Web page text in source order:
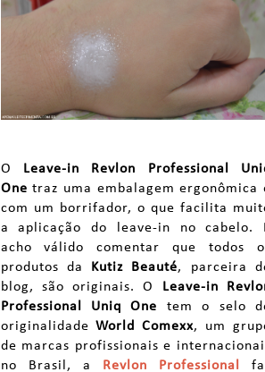
O Leave-in Revlon Professional
Onetraz uma embalagem ergonômica
com um borrifador, o que facilita
a aplicação do leave-in no cabelo.
acho válido comentar que todos
produtos da Kutiz Beauté, parceira
blog, são originais. O Leave-in
Professional Uniq One tem o selo
originalidadeWorld Comexx, um
de marcas profissionais e
no Brasil, a
Revlon Professional